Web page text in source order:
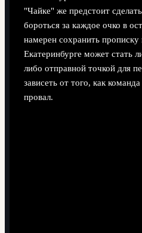
"Чайке" же предстоит
бороться за каждое очко в
намерен сохранить
Екатеринбурге может стать
либо отправной точкой для
зависеть от того, как
провал.